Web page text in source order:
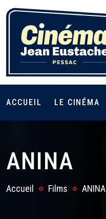
ACCUEIL LE CINÉMA
ANINA
Accueil Films ANINA